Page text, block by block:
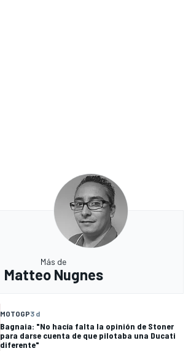
Más de
Matteo Nugnes
MOTOGP3 d
Bagnaia: "No hacía falta la opinión de Stoner
para darse cuenta de que pilotaba una Ducati
diferente"